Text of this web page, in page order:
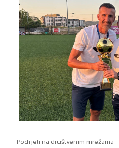
Podijeli na društvenim mrežama